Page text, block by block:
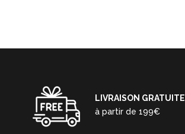
LIVRAISON GRATUITE
à partir de 199€